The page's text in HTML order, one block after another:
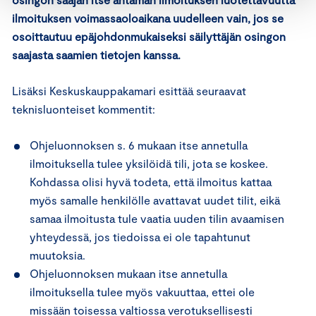
ilmoituksen voimassaoloaikana uudelleen vain, jos se
osoittautuu epäjohdonmukaiseksi säilyttäjän osingon
saajasta saamien tietojen kanssa.
Lisäksi Keskuskauppakamari esittää seuraavat
teknisluonteiset kommentit:
Ohjeluonnoksen s. 6 mukaan itse annetulla
ilmoituksella tulee yksilöidä tili, jota se koskee.
Kohdassa olisi hyvä todeta, että ilmoitus kattaa
myös samalle henkilölle avattavat uudet tilit, eikä
samaa ilmoitusta tule vaatia uuden tilin avaamisen
yhteydessä, jos tiedoissa ei ole tapahtunut
muutoksia.
Ohjeluonnoksen mukaan itse annetulla
ilmoituksella tulee myös vakuuttaa, ettei ole
missään toisessa valtiossa verotuksellisesti